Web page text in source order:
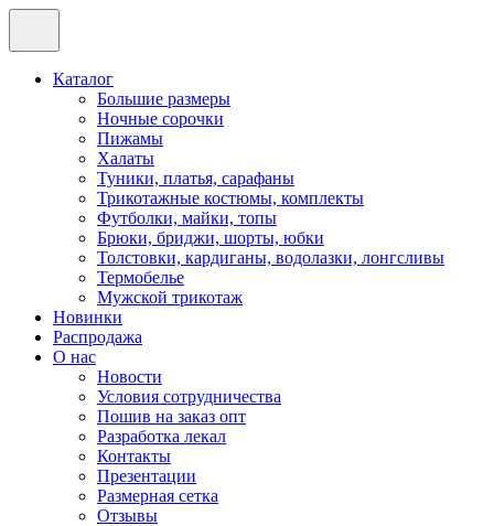
Каталог
Большие размеры
Ночные сорочки
Пижамы
Халаты
Туники, платья, сарафаны
Трикотажные костюмы, комплекты
Футболки, майки, топы
Брюки, бриджи, шорты, юбки
Толстовки, кардиганы, водолазки, лонгсливы
Термобелье
Мужской трикотаж
Новинки
Распродажа
О нас
Новости
Условия сотрудничества
Пошив на заказ опт
Разработка лекал
Контакты
Презентации
Размерная сетка
Отзывы